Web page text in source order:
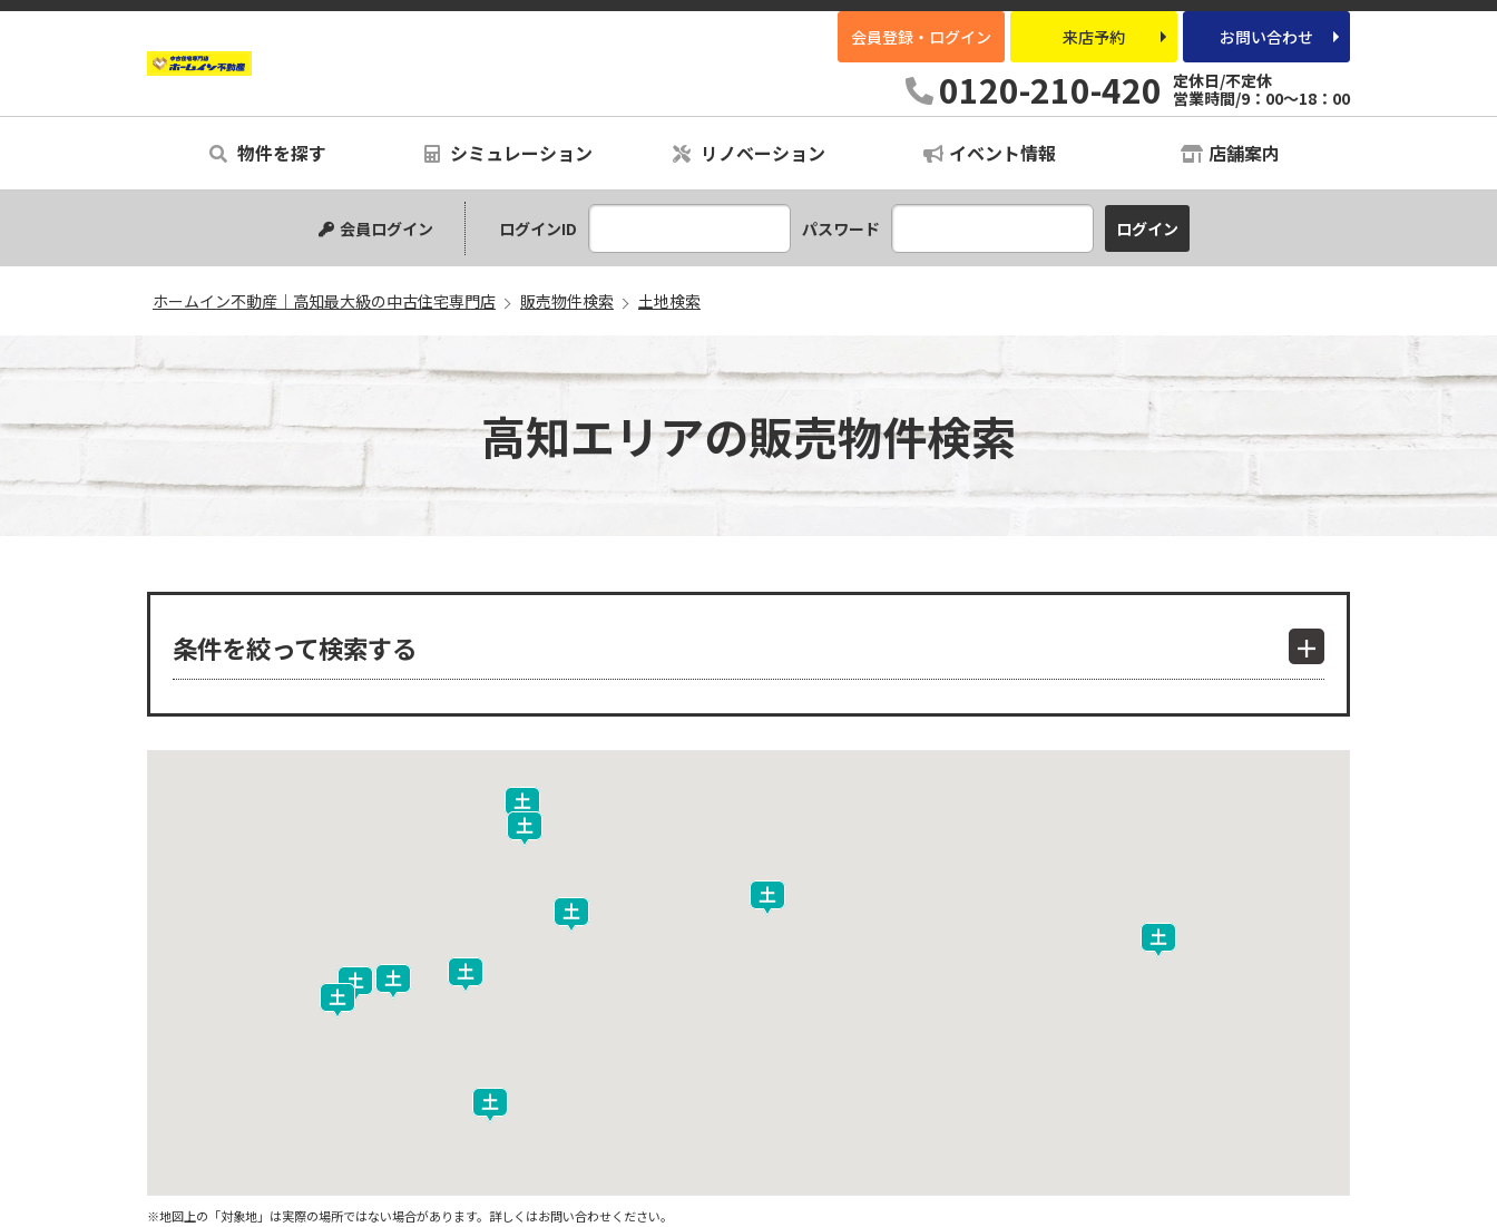
ホームイン不動産｜高知最大級の中古住宅専門店
会員登録・ログイン 来店予約 お問い合わせ
0120-210-420 定休日/不定休
営業時間/9：00～18：00
物件を探す
中古一戸建て
中古マンション
事業用
新築一戸建て
土地
シミュレーション
シミュレーション
リノベーションプラン
リノベーション イベント情報 店舗案内
会員ログイン ログインID パスワード
ホームイン不動産｜高知最大級の中古住宅専門店 販売物件検索 土地検索
高知エリアの販売物件検索
条件を絞って検索する
※地図上の「対象地」は実際の場所ではない場合があります。詳しくはお問い合わせください。